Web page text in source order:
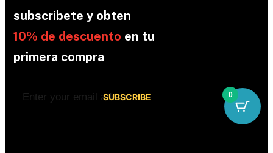
subscribete y obten
10% de descuento en tu
primera compra
0